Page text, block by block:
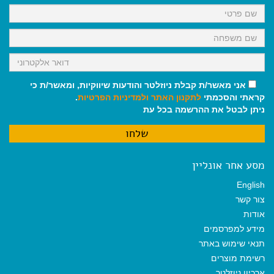
k
p
m
אני מאשר/ת קבלת ניוזלטר והודעות שיווקיות, ומאשר/ת כי
קראתי והסכמתי לתקנון האתר ולמדיניות הפרטיות.
ניתן לבטל את ההרשמה בכל עת
מסע אחר אונליין
English
צור קשר
אודות
מידע למפרסמים
תנאי שימוש באתר
רשימת מוצרים